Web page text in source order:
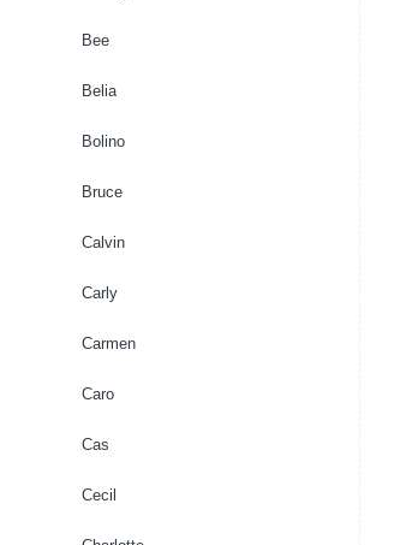
Bee
Belia
Bolino
Bruce
Calvin
Carly
Carmen
Caro
Cas
Cecil